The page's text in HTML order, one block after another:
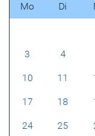
Mo Di
3 4
10 11
17 18
24 25